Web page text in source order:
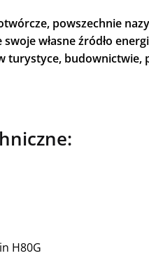
powszechnie
własne źródło
turystyce, budownictwie,
H80G